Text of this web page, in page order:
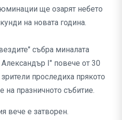
ще озарят небето
на новата година.
събра миналата
I" повече от 30
проследиха прякото
на празничното събитие.
вече е затворен.